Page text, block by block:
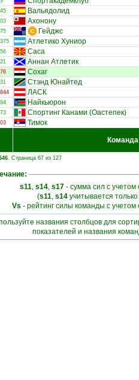
Вальядолид
Ахонону
Гейджс
Атлетико Хуниор
Саса
Аннан Атлетик
Сохаг
Стэнд Юнайтед
ЛАСК
Найкьюрон
Спортинг Канами (Оастепек)
Тимок
Команда
. Страница 67 из 127
s11, s14, s17- сумма сил с учетом
(s11, s14 учитывается
Vs - рейтинг силы команды с
названия столбцов для
показателей и названия